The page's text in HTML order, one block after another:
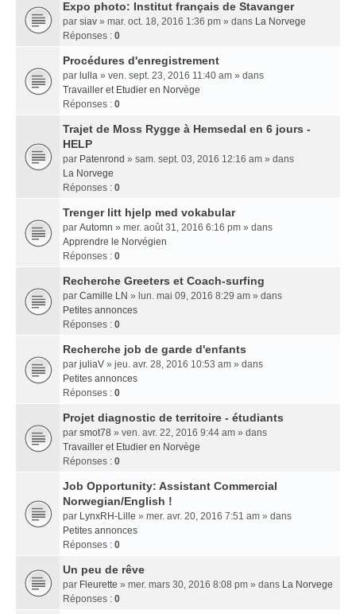
Expo photo: Institut français de Stavanger
par siav » mar. oct. 18, 2016 1:36 pm » dans La Norvege
Réponses : 0
Procédures d'enregistrement
par lulla » ven. sept. 23, 2016 11:40 am » dans
Travailler et Etudier en Norvège
Réponses : 0
Trajet de Moss Rygge à Hemsedal en 6 jours -
HELP
par Patenrond » sam. sept. 03, 2016 12:16 am » dans
La Norvege
Réponses : 0
Trenger litt hjelp med vokabular
par Automn » mer. août 31, 2016 6:16 pm » dans
Apprendre le Norvégien
Réponses : 0
Recherche Greeters et Coach-surfing
par Camille LN » lun. mai 09, 2016 8:29 am » dans
Petites annonces
Réponses : 0
Recherche job de garde d'enfants
par juliaV » jeu. avr. 28, 2016 10:53 am » dans
Petites annonces
Réponses : 0
Projet diagnostic de territoire - étudiants
par smot78 » ven. avr. 22, 2016 9:44 am » dans
Travailler et Etudier en Norvège
Réponses : 0
Job Opportunity: Assistant Commercial
Norwegian/English !
par LynxRH-Lille » mer. avr. 20, 2016 7:51 am » dans
Petites annonces
Réponses : 0
Un peu de rêve
par Fleurette » mer. mars 30, 2016 8:08 pm » dans La Norvege
Réponses : 0